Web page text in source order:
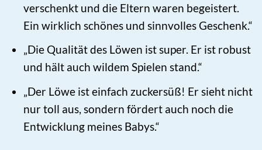
verschenkt und die Eltern waren begeistert.
Ein wirklich schönes und sinnvolles Geschenk.“
„Die Qualität des Löwen ist super. Er ist robust
und hält auch wildem Spielen stand.“
„Der Löwe ist einfach zuckersüß! Er sieht nicht
nur toll aus, sondern fördert auch noch die
Entwicklung meines Babys.“